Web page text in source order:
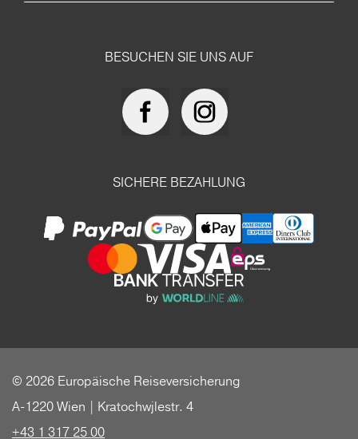
BESUCHEN SIE UNS AUF
SICHERE BEZAHLUNG
© 2026 Europäische Reiseversicherung
A-1220 Wien | Kratochwjlestr. 4
+43 1 317 25 00